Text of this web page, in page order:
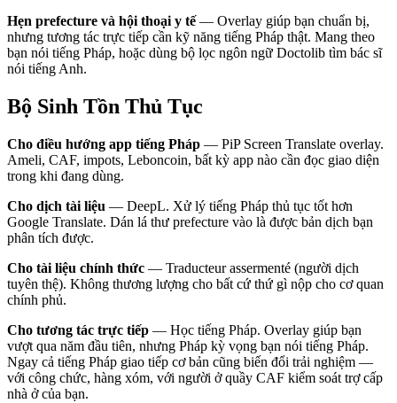
Hẹn prefecture và hội thoại y tế— Overlay giúp bạn chuẩn bị,
nhưng tương tác trực tiếp cần kỹ năng tiếng Pháp thật. Mang theo
bạn nói tiếng Pháp, hoặc dùng bộ lọc ngôn ngữ Doctolib tìm bác sĩ
nói tiếng Anh.
Bộ Sinh Tồn Thủ Tục
Cho điều hướng app tiếng Pháp — PiP Screen Translate overlay.
Ameli, CAF, impots, Leboncoin, bất kỳ app nào cần đọc giao diện
trong khi đang dùng.
Cho dịch tài liệu — DeepL. Xử lý tiếng Pháp thủ tục tốt hơn
Google Translate. Dán lá thư prefecture vào là được bản dịch bạn
phân tích được.
Cho tài liệu chính thức — Traducteur assermenté (người dịch
tuyên thệ). Không thương lượng cho bất cứ thứ gì nộp cho cơ quan
chính phủ.
Cho tương tác trực tiếp — Học tiếng Pháp. Overlay giúp bạn
vượt qua năm đầu tiên, nhưng Pháp kỳ vọng bạn nói tiếng Pháp.
Ngay cả tiếng Pháp giao tiếp cơ bản cũng biến đổi trải nghiệm —
với công chức, hàng xóm, với người ở quầy CAF kiểm soát trợ cấp
nhà ở của bạn.